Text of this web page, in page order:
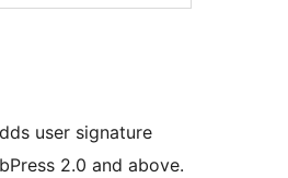
user signature
2.0 and above.